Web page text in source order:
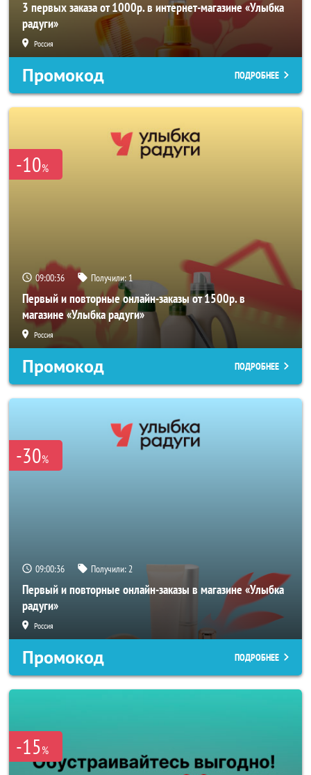
3 первых заказа от 1000р. в интернет-магазине «Улыбка
радуги»
Россия
Промокод ПОДРОБНЕЕ
-10%
09:00:33 Получили:1
Первый и повторные онлайн-заказы от 1500р. в
магазине «Улыбка радуги»
Россия
Промокод ПОДРОБНЕЕ
-30%
09:00:33 Получили:2
Первый и повторные онлайн-заказы в магазине «Улыбка
радуги»
Россия
Промокод ПОДРОБНЕЕ
-15%